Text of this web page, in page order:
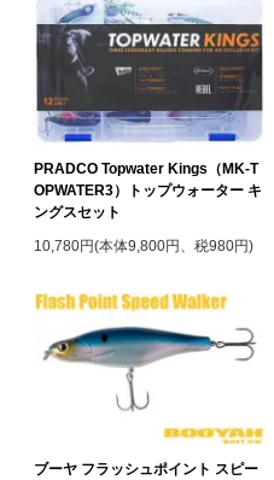
PRADCO Topwater Kings（MK-T
OPWATER3）トップウォーター キ
ングスセット
10,780円(本体9,800円、税980円)
ブーヤ フラッシュポイント スピー